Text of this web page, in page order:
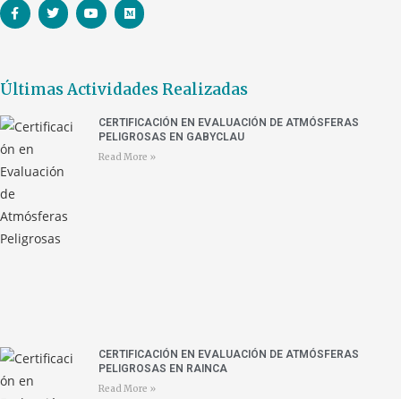
Últimas Actividades Realizadas
CERTIFICACIÓN EN EVALUACIÓN DE ATMÓSFERAS
PELIGROSAS EN GABYCLAU
Read More »
CERTIFICACIÓN EN EVALUACIÓN DE ATMÓSFERAS
PELIGROSAS EN RAINCA
Read More »